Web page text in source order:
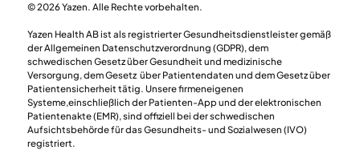
© 2026 Yazen. Alle Rechte vorbehalten.
Yazen Health AB ist als registrierter Gesundheitsdienstleister gemäß
der Allgemeinen Datenschutzverordnung (GDPR), dem
schwedischen Gesetz über Gesundheit und medizinische
Versorgung, dem Gesetz über Patientendaten und dem Gesetz über
Patientensicherheit tätig. Unsere firmeneigenen
Systeme,einschließlich der Patienten-App und der elektronischen
Patientenakte (EMR), sind offiziell bei der schwedischen
Aufsichtsbehörde für das Gesundheits- und Sozialwesen (IVO)
registriert.